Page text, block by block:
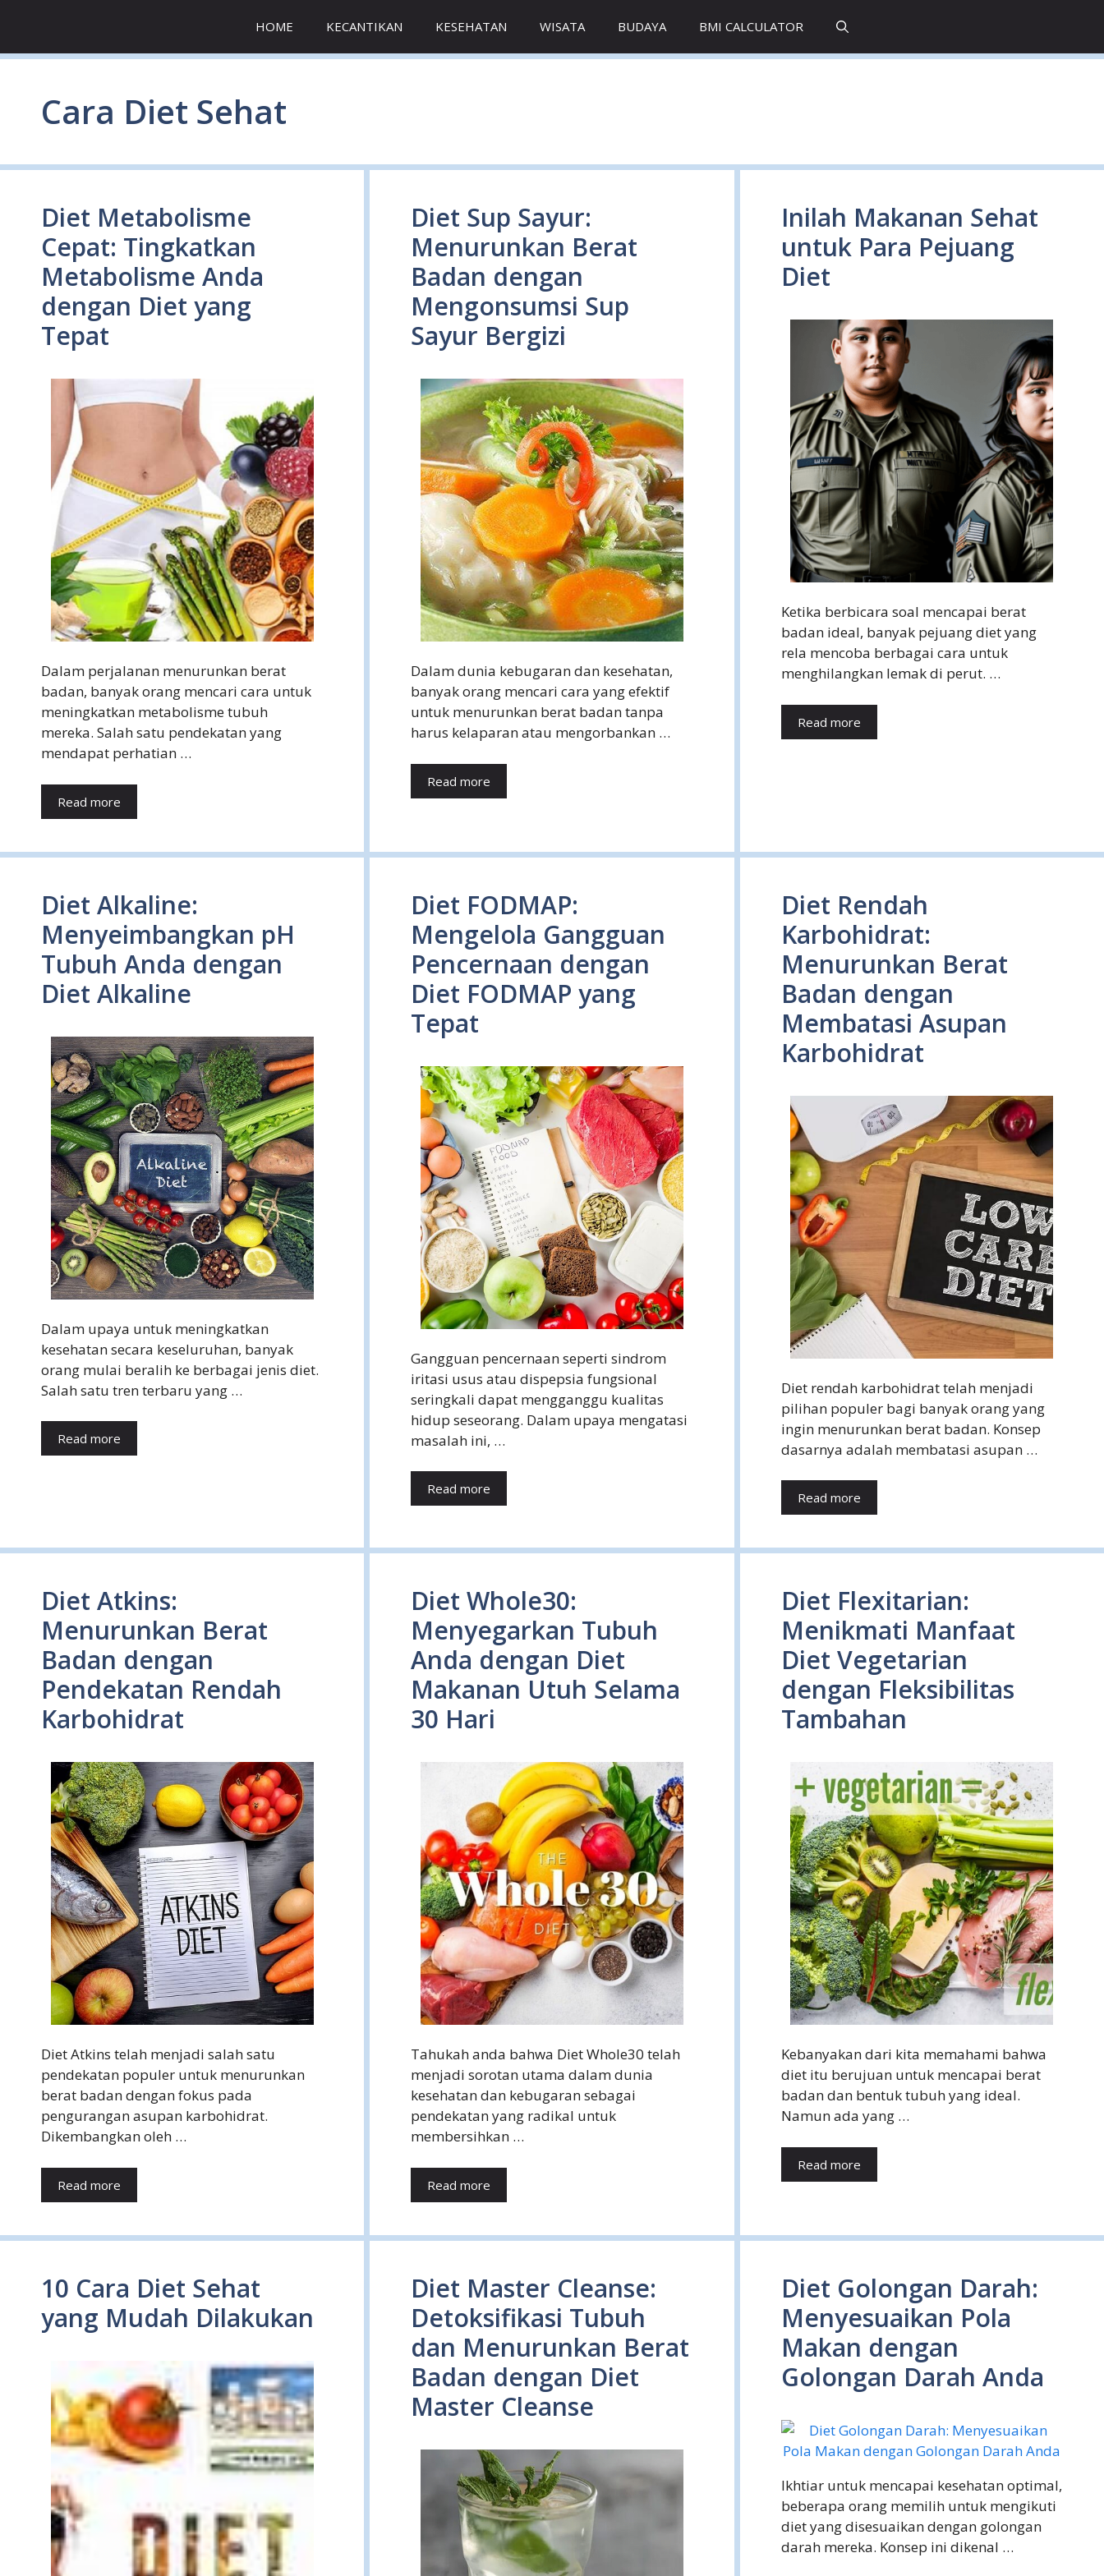
content
HOME KECANTIKAN KESEHATAN WISATA BUDAYA BMI CALCULATOR
Cara Diet Sehat
Diet Metabolisme
Cepat: Tingkatkan
Metabolisme Anda
dengan Diet yang
Tepat
Dalam perjalanan menurunkan berat
badan, banyak orang mencari cara untuk
meningkatkan metabolisme tubuh
mereka. Salah satu pendekatan yang
mendapat perhatian …
Read more
Diet Sup Sayur:
Menurunkan Berat
Badan dengan
Mengonsumsi Sup
Sayur Bergizi
Dalam dunia kebugaran dan kesehatan,
banyak orang mencari cara yang efektif
untuk menurunkan berat badan tanpa
harus kelaparan atau mengorbankan …
Read more
Inilah Makanan Sehat
untuk Para Pejuang
Diet
Ketika berbicara soal mencapai berat
badan ideal, banyak pejuang diet yang
rela mencoba berbagai cara untuk
menghilangkan lemak di perut. …
Read more
Diet Alkaline:
Menyeimbangkan pH
Tubuh Anda dengan
Diet Alkaline
Dalam upaya untuk meningkatkan
kesehatan secara keseluruhan, banyak
orang mulai beralih ke berbagai jenis diet.
Salah satu tren terbaru yang …
Read more
Diet FODMAP:
Mengelola Gangguan
Pencernaan dengan
Diet FODMAP yang
Tepat
Gangguan pencernaan seperti sindrom
iritasi usus atau dispepsia fungsional
seringkali dapat mengganggu kualitas
hidup seseorang. Dalam upaya mengatasi
masalah ini, …
Read more
Diet Rendah
Karbohidrat:
Menurunkan Berat
Badan dengan
Membatasi Asupan
Karbohidrat
Diet rendah karbohidrat telah menjadi
pilihan populer bagi banyak orang yang
ingin menurunkan berat badan. Konsep
dasarnya adalah membatasi asupan …
Read more
Diet Atkins:
Menurunkan Berat
Badan dengan
Pendekatan Rendah
Karbohidrat
Diet Atkins telah menjadi salah satu
pendekatan populer untuk menurunkan
berat badan dengan fokus pada
pengurangan asupan karbohidrat.
Dikembangkan oleh …
Read more
Diet Whole30:
Menyegarkan Tubuh
Anda dengan Diet
Makanan Utuh Selama
30 Hari
Tahukah anda bahwa Diet Whole30 telah
menjadi sorotan utama dalam dunia
kesehatan dan kebugaran sebagai
pendekatan yang radikal untuk
membersihkan …
Read more
Diet Flexitarian:
Menikmati Manfaat
Diet Vegetarian
dengan Fleksibilitas
Tambahan
Kebanyakan dari kita memahami bahwa
diet itu berujuan untuk mencapai berat
badan dan bentuk tubuh yang ideal.
Namun ada yang …
Read more
10 Cara Diet Sehat
yang Mudah Dilakukan
Diet Master Cleanse:
Detoksifikasi Tubuh
dan Menurunkan Berat
Badan dengan Diet
Master Cleanse
Diet Golongan Darah:
Menyesuaikan Pola
Makan dengan
Golongan Darah Anda
Ikhtiar untuk mencapai kesehatan optimal,
beberapa orang memilih untuk mengikuti
diet yang disesuaikan dengan golongan
darah mereka. Konsep ini dikenal …